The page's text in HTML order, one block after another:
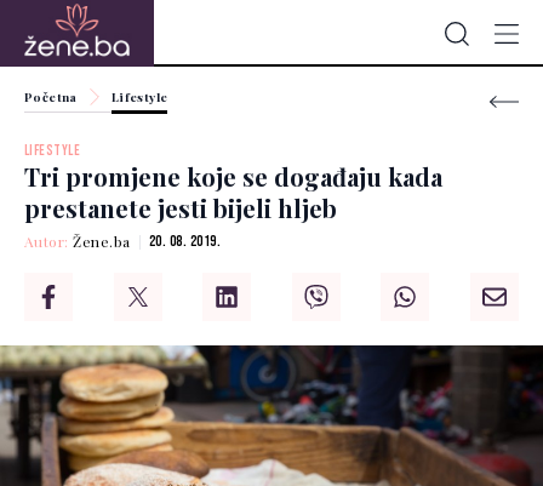
Početna Lifestyle
LIFESTYLE
Tri promjene koje se događaju kada
prestanete jesti bijeli hljeb
Autor:Žene.ba 20. 08. 2019.